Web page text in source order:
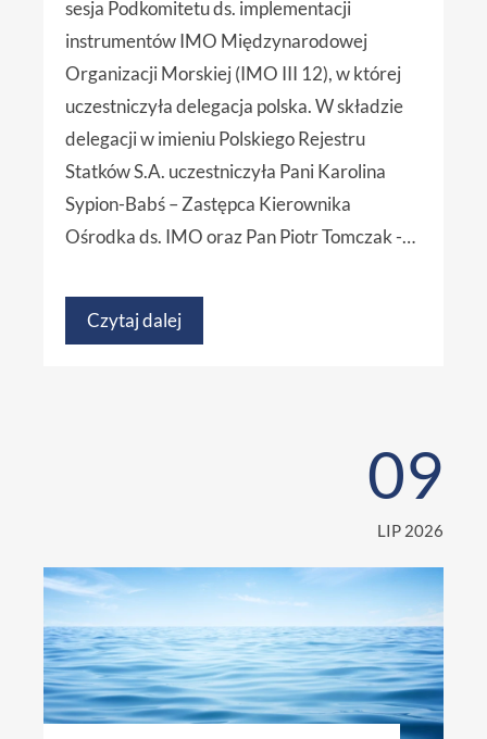
sesja Podkomitetu ds. implementacji
instrumentów IMO Międzynarodowej
Organizacji Morskiej (IMO III 12), w której
uczestniczyła delegacja polska. W składzie
delegacji w imieniu Polskiego Rejestru
Statków S.A. uczestniczyła Pani Karolina
Sypion-Babś – Zastępca Kierownika
Ośrodka ds. IMO oraz Pan Piotr Tomczak -…
Czytaj dalej
09
LIP 2026